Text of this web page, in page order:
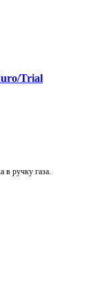
Trial
в ручку газа.